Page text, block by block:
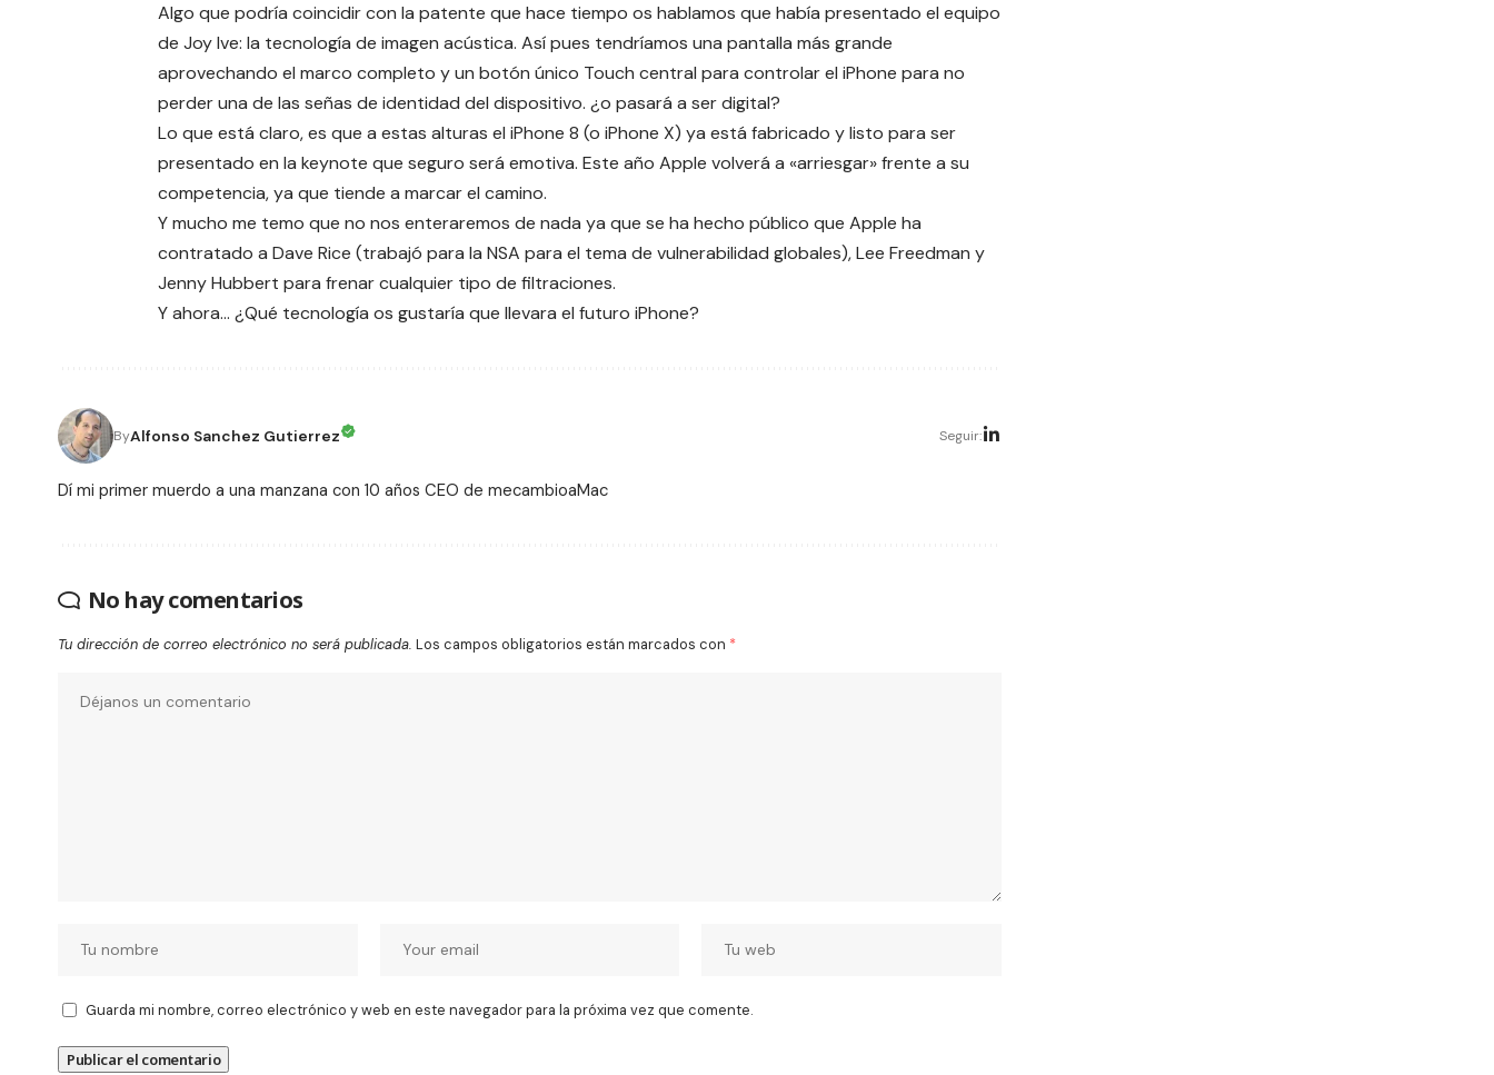
Algo que podría coincidir con la patente que hace tiempo os hablamos que había presentado el equipo
de Joy Ive: la tecnología de imagen acústica. Así pues tendríamos una pantalla más grande
aprovechando el marco completo y un botón único Touch central para controlar el iPhone para no
perder una de las señas de identidad del dispositivo. ¿o pasará a ser digital?
Lo que está claro, es que a estas alturas el iPhone 8 (o iPhone X) ya está fabricado y listo para ser
presentado en la keynote que seguro será emotiva. Este año Apple volverá a «arriesgar» frente a su
competencia, ya que tiende a marcar el camino.
Y mucho me temo que no nos enteraremos de nada ya que se ha hecho público que Apple ha
contratado a Dave Rice (trabajó para la NSA para el tema de vulnerabilidad globales), Lee Freedman y
Jenny Hubbert para frenar cualquier tipo de filtraciones.
Y ahora… ¿Qué tecnología os gustaría que llevara el futuro iPhone?
ByAlfonso Sanchez Gutierrez Seguir:
Dí mi primer muerdo a una manzana con 10 años CEO de mecambioaMac
No hay comentarios
Tu dirección de correo electrónico no será publicada. Los campos obligatorios están marcados con *
Guarda mi nombre, correo electrónico y web en este navegador para la próxima vez que comente.